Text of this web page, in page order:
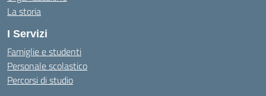
La storia
I Servizi
Famiglie e studenti
Personale scolastico
Percorsi di studio